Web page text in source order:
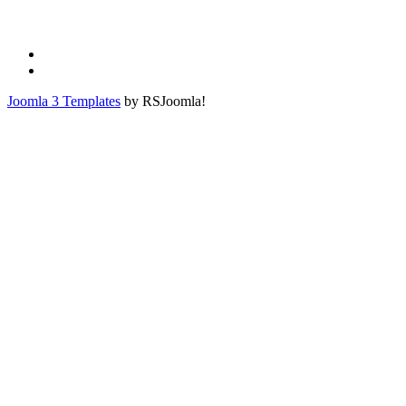
Joomla 3 Templates by RSJoomla!